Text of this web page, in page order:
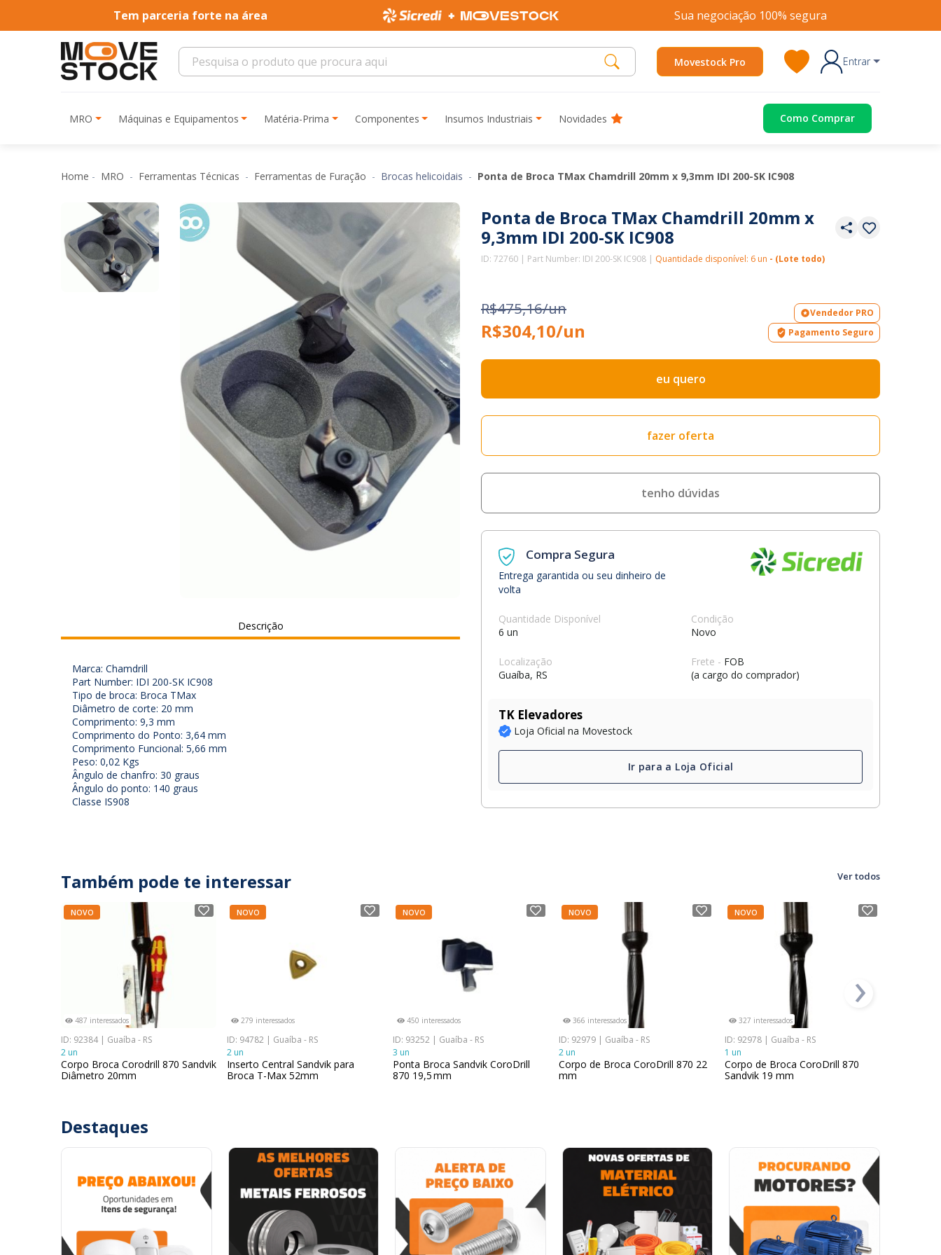
Tem parceria forte na área Sua negociação 100% segura
Movestock Pro Entrar
MRO Máquinas e Equipamentos Matéria-Prima Componentes Insumos Industriais Novidades Como Comprar
Home MRO Ferramentas Técnicas Ferramentas de Furação Brocas helicoidais Ponta de Broca TMax Chamdrill 20mm x 9,3mm IDI 200-SK IC908
Descrição
Marca: Chamdrill
Part Number: IDI 200-SK IC908
Tipo de broca: Broca TMax
Diâmetro de corte: 20 mm
Comprimento: 9,3 mm
Comprimento do Ponto: 3,64 mm
Comprimento Funcional: 5,66 mm
Peso: 0,02 Kgs
Ângulo de chanfro: 30 graus
Ângulo do ponto: 140 graus
Classe IS908
Ponta de Broca TMax Chamdrill 20mm x
9,3mm IDI 200-SK IC908
ID: 72760 | Part Number: IDI 200-SK IC908 | Quantidade disponível: 6 un - (Lote todo)
R$475,16/un
R$304,10/un
Vendedor PRO
Pagamento Seguro
eu quero
fazer oferta
tenho dúvidas
Compra Segura
Entrega garantida ou seu dinheiro de
volta
Quantidade Disponível
6 un
Localização
Guaíba, RS
Condição
Novo
Frete - FOB
(a cargo do comprador)
TK Elevadores
Loja Oficial na Movestock
Ir para a Loja Oficial
Também pode te interessar Ver todos
NOVO
487 interessados
ID: 92384 | Guaíba - RS
2 un
Corpo Broca Corodrill 870 Sandvik
Diâmetro 20mm
NOVO
279 interessados
ID: 94782 | Guaíba - RS
2 un
Inserto Central Sandvik para
Broca T-Max 52mm
NOVO
450 interessados
ID: 93252 | Guaíba - RS
3 un
Ponta Broca Sandvik CoroDrill
870 19,5 mm
NOVO
366 interessados
ID: 92979 | Guaíba - RS
2 un
Corpo de Broca CoroDrill 870 22
mm
NOVO
327 interessados
ID: 92978 | Guaíba - RS
1 un
Corpo de Broca CoroDrill 870
Sandvik 19 mm
›
Destaques